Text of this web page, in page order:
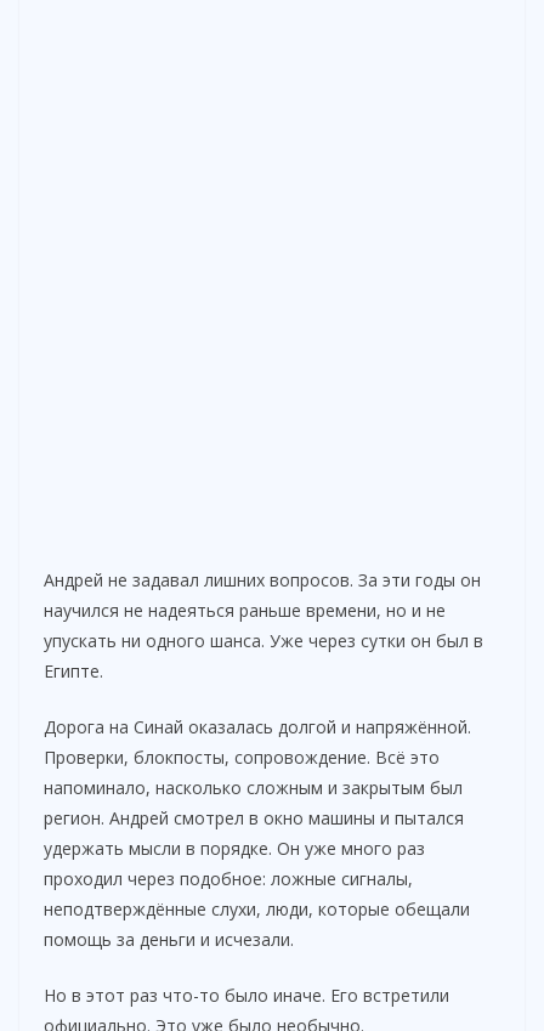
Андрей не задавал лишних вопросов. За эти годы он
научился не надеяться раньше времени, но и не
упускать ни одного шанса. Уже через сутки он был в
Египте.
Дорога на Синай оказалась долгой и напряжённой.
Проверки, блокпосты, сопровождение. Всё это
напоминало, насколько сложным и закрытым был
регион. Андрей смотрел в окно машины и пытался
удержать мысли в порядке. Он уже много раз
проходил через подобное: ложные сигналы,
неподтверждённые слухи, люди, которые обещали
помощь за деньги и исчезали.
Но в этот раз что-то было иначе. Его встретили
официально. Это уже было необычно.